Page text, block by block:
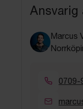
Marcus
0709-